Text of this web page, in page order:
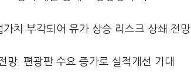
치 부각되어 유가 상승 리스크 상쇄 전망
망. 편광판 수요 증가로 실적개선 기대